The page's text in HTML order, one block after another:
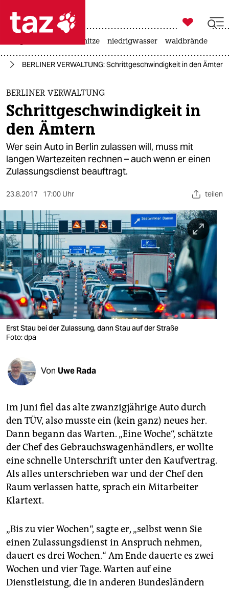
 taz zahl ich
taz zahl ich
themen
politik
öko
gesellschaft
sport
berlin
nord
wahrheit
verlag
verlag
veranstaltungen
shop
fragen & hilfe
unterstützen
abo
genossenschaft
epaper login

taz zahl ich
hitze niedrigwasser waldbrände
BERLINER VERWALTUNG: Schrittgeschwindigkeit in den Ämtern
BERLINER VERWALTUNG
Schrittgeschwindigkeit in
den Ämtern
Wer sein Auto in Berlin zulassen will, muss mit
langen Wartezeiten rechnen – auch wenn er einen
Zulassungsdienst beauftragt.
23.8.2017 17:00 Uhr teilen
Erst Stau bei der Zulassung, dann Stau auf der Straße
Foto: dpa
Von Uwe Rada
Im Juni fiel das alte zwanzigjährige Auto durch
den TÜV, also musste ein (kein ganz) neues her.
Dann begann das Warten. „Eine Woche“, schätzte
der Chef des Gebrauchswagenhändlers, er wollte
eine schnelle Unterschrift unter den Kaufvertrag.
Als alles unterschrieben war und der Chef den
Raum verlassen hatte, sprach ein Mitarbeiter
Klartext.
„Bis zu vier Wochen“, sagte er, „selbst wenn Sie
einen Zulassungsdienst in Anspruch nehmen,
dauert es drei Wochen.“ Am Ende dauerte es zwei
Wochen und vier Tage. Warten auf eine
Dienstleistung, die in anderen Bundesländern